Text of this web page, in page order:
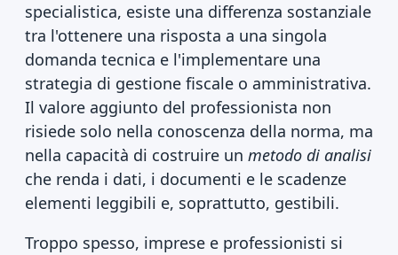
specialistica, esiste una differenza sostanziale
tra l'ottenere una risposta a una singola
domanda tecnica e l'implementare una
strategia di gestione fiscale o amministrativa.
Il valore aggiunto del professionista non
risiede solo nella conoscenza della norma, ma
nella capacità di costruire un metodo di analisi
che renda i dati, i documenti e le scadenze
elementi leggibili e, soprattutto, gestibili.
Troppo spesso, imprese e professionisti si